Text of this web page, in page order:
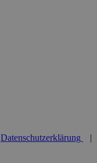
Datenschutzerklärung |